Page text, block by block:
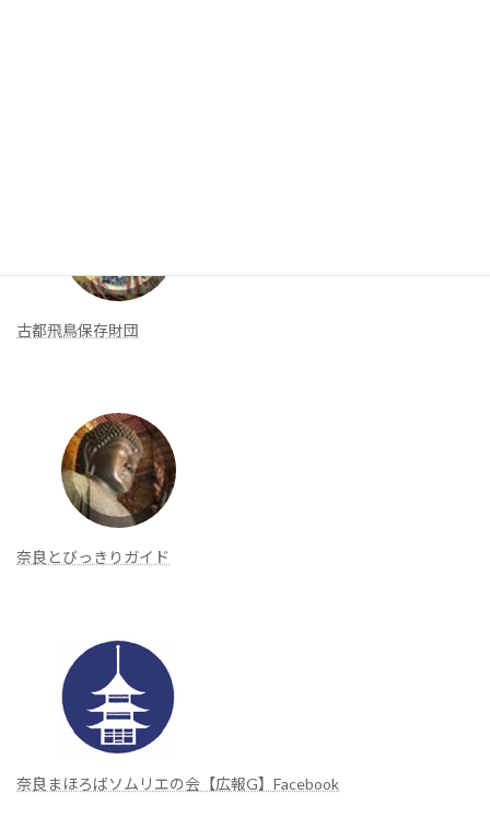
古都飛鳥保存財団
奈良とびっきりガイド
奈良まほろばソムリエの会【広報G】Facebook